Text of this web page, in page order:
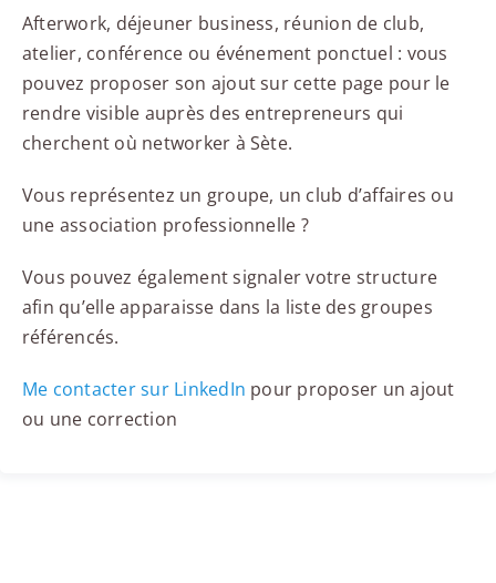
Afterwork, déjeuner business, réunion de club,
atelier, conférence ou événement ponctuel : vous
pouvez proposer son ajout sur cette page pour le
rendre visible auprès des entrepreneurs qui
cherchent où networker à Sète.
Vous représentez un groupe, un club d’affaires ou
une association professionnelle ?
Vous pouvez également signaler votre structure
afin qu’elle apparaisse dans la liste des groupes
référencés.
Me contacter sur LinkedIn pour proposer un ajout
ou une correction